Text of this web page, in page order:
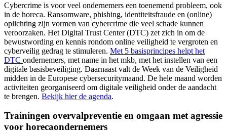
Cybercrime is voor veel ondernemers een toenemend probleem, ook
in de horeca. Ransomware, phishing, identiteitsfraude en (online)
oplichting zijn vormen van cybercrime die veel schade kunnen
veroorzaken. Het Digital Trust Center (DTC) zet zich in om de
bewustwording en kennis rondom online veiligheid te vergroten en
cyberveilig gedrag te stimuleren. Met 5 basisprincipes helpt het
DTC ondernemers, met name in het mkb, met het instellen van een
digitale basisbeveiliging. Daarnaast valt de Week van de Veiligheid
midden in de Europese cybersecuritymaand. De hele maand worden
activiteiten georganiseerd om digitale veiligheid onder de aandacht
te brengen. Bekijk hier de agenda.
Trainingen overvalpreventie en omgaan met agressie
voor horecaondernemers